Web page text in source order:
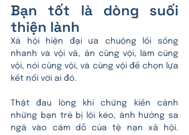
Bạn tốt là dòng suối
thiện lành
Xã hội hiện đại ưa chuộng lối sống
nhanh và vội vã, ăn cũng vội, làm cũng
vội, nói cũng vội, và cũng vội để chọn lựa
kết nối với ai đó.
Thật đau lòng khi chứng kiến cảnh
những bạn trẻ bị lôi kéo, ảnh hưởng sa
ngã vào cám dỗ của tệ nạn xã hội.